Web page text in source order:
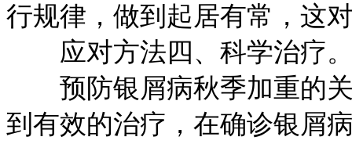
行规律，做到起居有常，这
应对方法四、科学治疗
预防银屑病秋季加重的关
到有效的治疗，在确诊银屑